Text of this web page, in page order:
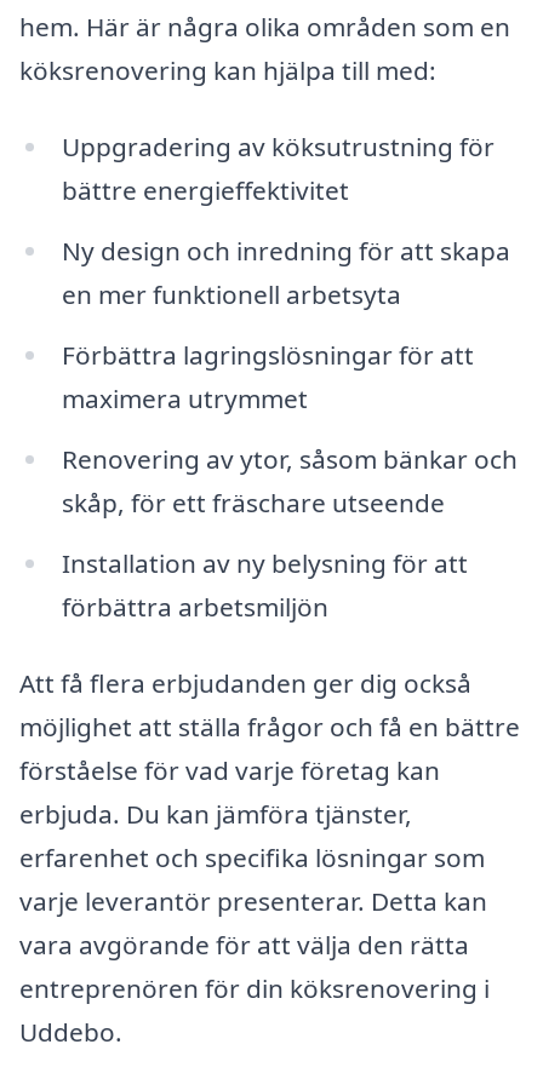
hem. Här är några olika områden som en
köksrenovering kan hjälpa till med:
Uppgradering av köksutrustning för
bättre energieffektivitet
Ny design och inredning för att skapa
en mer funktionell arbetsyta
Förbättra lagringslösningar för att
maximera utrymmet
Renovering av ytor, såsom bänkar och
skåp, för ett fräschare utseende
Installation av ny belysning för att
förbättra arbetsmiljön
Att få flera erbjudanden ger dig också
möjlighet att ställa frågor och få en bättre
förståelse för vad varje företag kan
erbjuda. Du kan jämföra tjänster,
erfarenhet och specifika lösningar som
varje leverantör presenterar. Detta kan
vara avgörande för att välja den rätta
entreprenören för din köksrenovering i
Uddebo.